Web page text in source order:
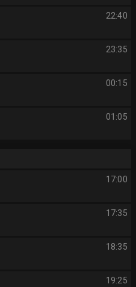
22:40
23:35
00:15
01:05
17:00
17:35
18:35
19:25